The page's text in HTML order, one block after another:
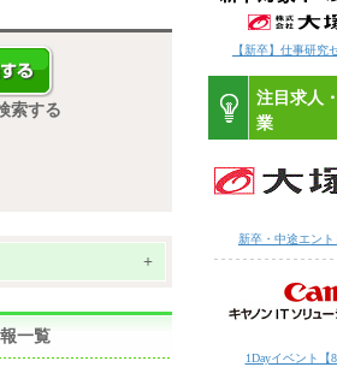
索する
+
一覧
【新卒】仕事研究
注目求人
業
新卒・中途エント
1Dayイベント【